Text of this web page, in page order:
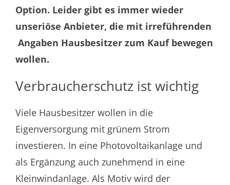
Option. Leider gibt es immer wieder
unseriöse Anbieter, die mit irreführenden
Angaben Hausbesitzer zum Kauf bewegen
wollen.
Verbraucherschutz ist wichtig
Viele Hausbesitzer wollen in die
Eigenversorgung mit grünem Strom
investieren. In eine Photovoltaikanlage und
als Ergänzung auch zunehmend in eine
Kleinwindanlage. Als Motiv wird der